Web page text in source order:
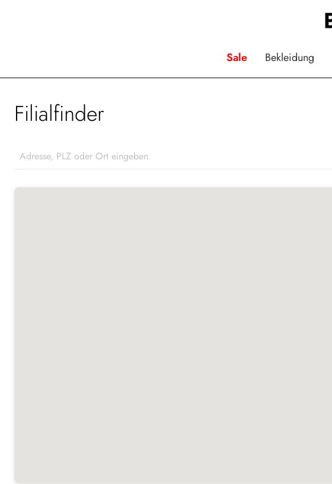
Sale Bekleidung
Filialfinder